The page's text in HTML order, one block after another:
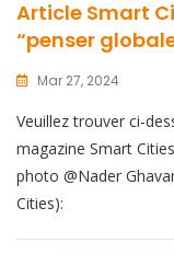
Article Smart
“penser
Mar 27, 2024
Veuillez trouver ci-
magazine Smart
photo @Nader
Cities):